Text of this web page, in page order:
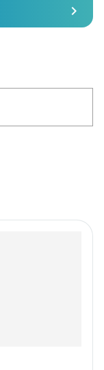
chevron_right